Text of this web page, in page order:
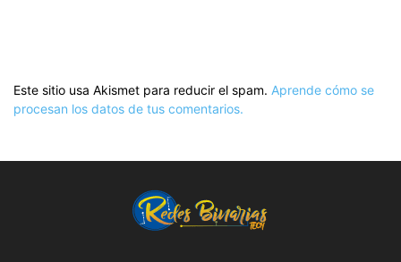
Este sitio usa Akismet para reducir el spam. Aprende cómo se
procesan los datos de tus comentarios.